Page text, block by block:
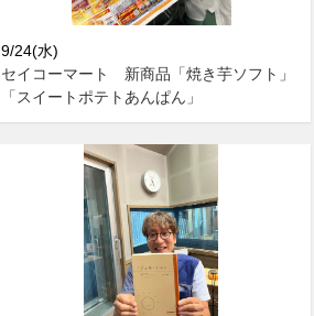
9/24(水)
セイコーマート 新商品「焼き芋ソフト」
「スイートポテトあんぱん」